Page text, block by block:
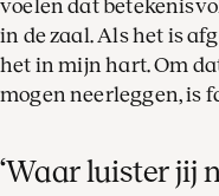
voelen dat
in de zaal. Als het is
het in mijn hart. Om
mogen neerleggen, is
‘Waar luister jij